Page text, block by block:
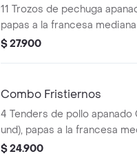
11 Trozos de pechuga
papas a la francesa
ensalada de repollo personal
$ 27.900
Combo Fristiernos
4 Tenders de pollo apanado
und), papas a la francesa
gaseosa (325 ml)
$ 24.900